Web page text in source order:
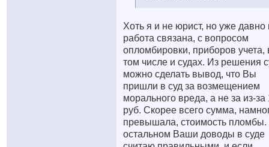
Хоть я и не юрист, но уже давно
работа связана, с вопросом
опломбировки, приборов учета,
том числе и судах. Из решения
можно сделать вывод, что Вы
пришли в суд за возмещением
морального вреда, а не за из-за
руб. Скорее всего сумма,
превышала, стоимость пломбы.
остальном Ваши доводы в суде